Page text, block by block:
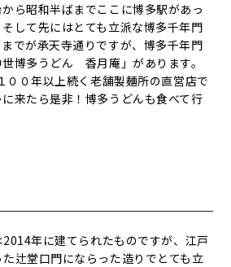
ら昭和半ばまでここに博多駅があっ
して先にはとても立派な博多千年門
でが承天寺通りですが、博多千年門
博多うどん 香月庵」があります。
００年以上続く老舗製麺所の直営店で
来たら是非！博多うどんも食べて行
年に建てられたものですが、江戸
辻堂口門にならった造りでとても立